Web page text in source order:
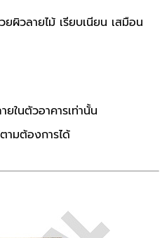
วลายไม้ เรียบเนียน เสมือน
ในตัวอาคารเท่านั้น
ามต้องการได้